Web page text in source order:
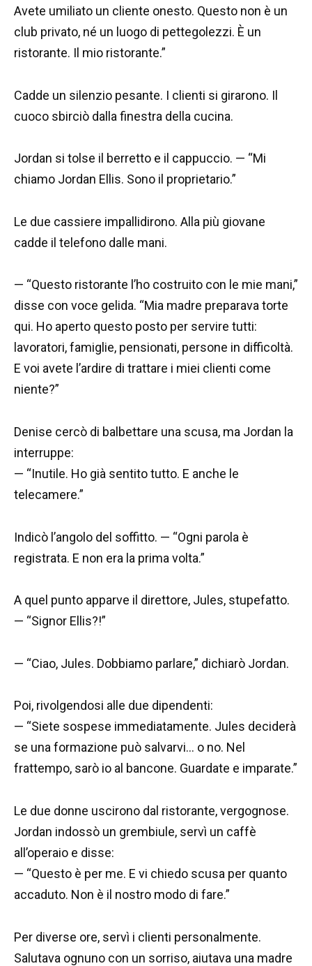
Avete umiliato un cliente onesto. Questo non è un
club privato, né un luogo di pettegolezzi. È un
ristorante. Il mio ristorante.”
Cadde un silenzio pesante. I clienti si girarono. Il
cuoco sbirciò dalla finestra della cucina.
Jordan si tolse il berretto e il cappuccio. — “Mi
chiamo Jordan Ellis. Sono il proprietario.”
Le due cassiere impallidirono. Alla più giovane
cadde il telefono dalle mani.
— “Questo ristorante l’ho costruito con le mie mani,”
disse con voce gelida. “Mia madre preparava torte
qui. Ho aperto questo posto per servire tutti:
lavoratori, famiglie, pensionati, persone in difficoltà.
E voi avete l’ardire di trattare i miei clienti come
niente?”
Denise cercò di balbettare una scusa, ma Jordan la
interruppe:
— “Inutile. Ho già sentito tutto. E anche le
telecamere.”
Indicò l’angolo del soffitto. — “Ogni parola è
registrata. E non era la prima volta.”
A quel punto apparve il direttore, Jules, stupefatto.
— “Signor Ellis?!”
— “Ciao, Jules. Dobbiamo parlare,” dichiarò Jordan.
Poi, rivolgendosi alle due dipendenti:
— “Siete sospese immediatamente. Jules deciderà
se una formazione può salvarvi… o no. Nel
frattempo, sarò io al bancone. Guardate e imparate.”
Le due donne uscirono dal ristorante, vergognose.
Jordan indossò un grembiule, servì un caffè
all’operaio e disse:
— “Questo è per me. E vi chiedo scusa per quanto
accaduto. Non è il nostro modo di fare.”
Per diverse ore, servì i clienti personalmente.
Salutava ognuno con un sorriso, aiutava una madre